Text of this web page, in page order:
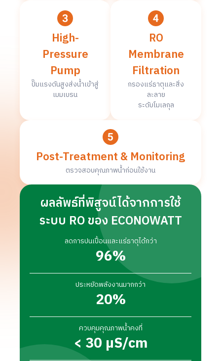
High-
Pressure
Pump
ปั๊มแรงดันสูงส่งน้ำเข้าสู่
เมมเบรน
RO
Membrane
Filtration
กรองแร่ธาตุและสิ่ง
ละลาย
ระดับโมเลกุล
Post-Treatment & Monitoring
ตรวจสอบคุณภาพน้ำก่อนใช้งาน
ผลลัพธ์ที่พิสูจน์ได้จากการใช้
ระบบ RO ของ ECONOWATT
ลดการปนเปื้อนและแร่ธาตุได้กว่า
96%
ประหยัดพลังงานมากกว่า
20%
ควบคุมคุณภาพน้ำคงที่
< 30 µS/cm